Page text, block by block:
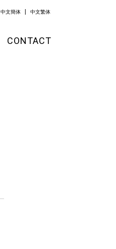
CONTACT
中文簡体 中文繁体